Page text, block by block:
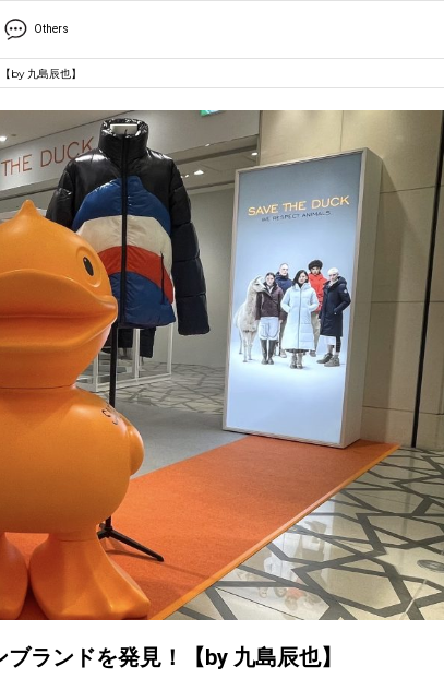
Others
by 九島辰也】
ランドを発見！【by 九島辰也】